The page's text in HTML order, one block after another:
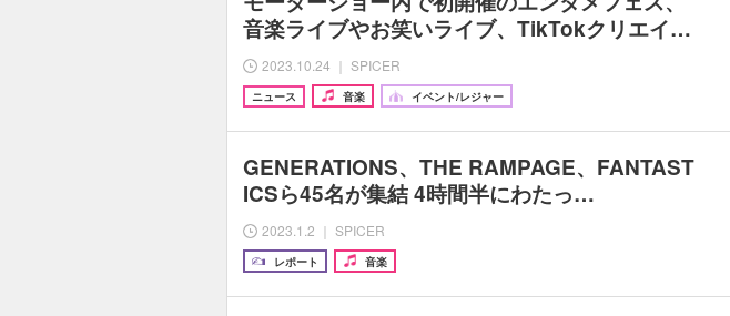
音楽ライブやお笑いライブ、TikTokクリエイ…
2023.10.24 ｜ SPICER
ニュース 音楽 イベント/レジャー
GENERATIONS、THE RAMPAGE、FANTAST
ICSら45名が集結 4時間半にわたっ…
2023.1.2 ｜ SPICER
レポート 音楽